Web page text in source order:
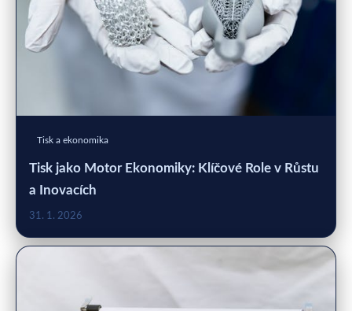
Tisk a ekonomika
Tisk jako Motor Ekonomiky: Klíčové Role v Růstu
a Inovacích
31. 1. 2026